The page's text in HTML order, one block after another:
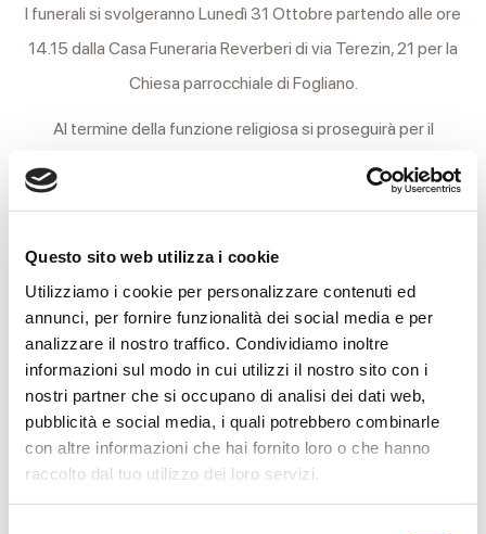
Questo sito web utilizza i cookie
Utilizziamo i cookie per personalizzare contenuti ed
annunci, per fornire funzionalità dei social media e per
analizzare il nostro traffico. Condividiamo inoltre
informazioni sul modo in cui utilizzi il nostro sito con i
nostri partner che si occupano di analisi dei dati web,
pubblicità e social media, i quali potrebbero combinarle
con altre informazioni che hai fornito loro o che hanno
raccolto dal tuo utilizzo dei loro servizi.
I funerali si svolgeranno Lunedì 31 Ottobre partendo alle ore
14.15 dalla Casa Funeraria Reverberi di via Terezin, 21 per la
Chiesa parrocchiale di Fogliano.
Al termine della funzione religiosa si proseguirà per il
Si ringraziano anticipatamente coloro che interverranno alla
Reggio Emilia, 29 Ottobre 2022
CASA FUNERARIA
SABATO